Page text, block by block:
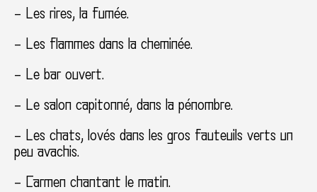
– Les rires, la fumée.
– Les flammes dans la cheminée.
– Le bar ouvert.
– Le salon capitonné, dans la pénombre.
– Les chats, lovés dans les gros fauteuils verts un
peu avachis.
– Carmen chantant le matin.